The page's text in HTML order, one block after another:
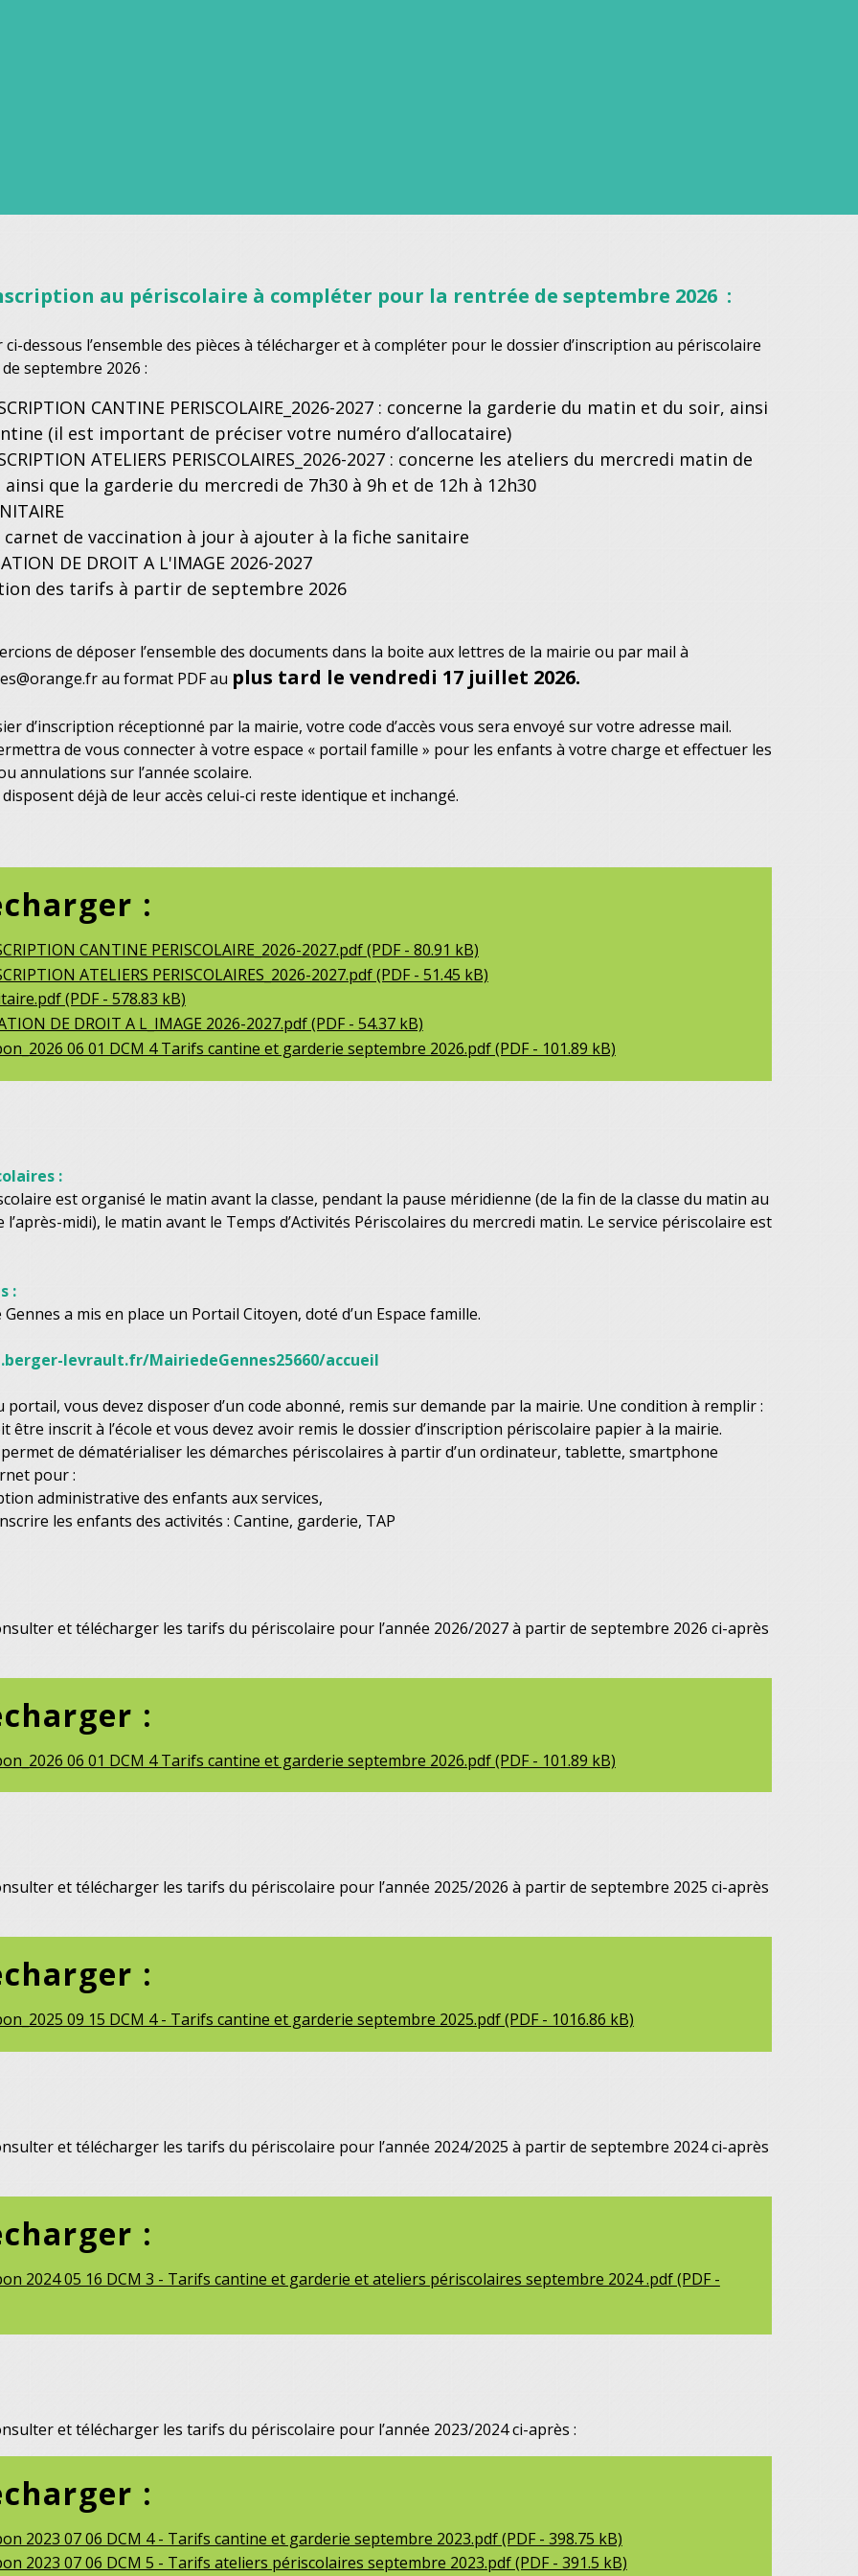
au périscolaire à compléter pour la rentrée de septembre 2026 :
dessous l’ensemble des pièces à télécharger et à compléter pour le dossier d’inscription au périscolaire
septembre 2026 :
CANTINE PERISCOLAIRE_2026-2027 : concerne la garderie du matin et du soir, ainsi
(il est important de préciser votre numéro d’allocataire)
ATELIERS PERISCOLAIRES_2026-2027 : concerne les ateliers du mercredi matin de
ainsi que la garderie du mercredi de 7h30 à 9h et de 12h à 12h30
carnet de vaccination à jour à ajouter à la fiche sanitaire
DE DROIT A L'IMAGE 2026-2027
des tarifs à partir de septembre 2026
de déposer l’ensemble des documents dans la boite aux lettres de la mairie ou par mail à
au format PDF au plus tard le vendredi 17 juillet 2026.
d’inscription réceptionné par la mairie, votre code d’accès vous sera envoyé sur votre adresse mail.
de vous connecter à votre espace « portail famille » pour les enfants à votre charge et effectuer les
annulations sur l’année scolaire.
déjà de leur accès celui-ci reste identique et inchangé.
:
CANTINE PERISCOLAIRE_2026-2027.pdf (PDF - 80.91 kB)
ATELIERS PERISCOLAIRES_2026-2027.pdf (PDF - 51.45 kB)
(PDF - 578.83 kB)
DE DROIT A L_IMAGE 2026-2027.pdf (PDF - 54.37 kB)
06 01 DCM 4 Tarifs cantine et garderie septembre 2026.pdf (PDF - 101.89 kB)
:
est organisé le matin avant la classe, pendant la pause méridienne (de la fin de la classe du matin au
l’après-midi), le matin avant le Temps d’Activités Périscolaires du mercredi matin. Le service périscolaire est
:
a mis en place un Portail Citoyen, doté d’un Espace famille.
levrault.fr/MairiedeGennes25660/accueil
portail, vous devez disposer d’un code abonné, remis sur demande par la mairie. Une condition à remplir :
être inscrit à l’école et vous devez avoir remis le dossier d’inscription périscolaire papier à la mairie.
de dématérialiser les démarches périscolaires à partir d’un ordinateur, tablette, smartphone
pour :
administrative des enfants aux services,
les enfants des activités : Cantine, garderie, TAP
et télécharger les tarifs du périscolaire pour l’année 2026/2027 à partir de septembre 2026 ci-après
:
06 01 DCM 4 Tarifs cantine et garderie septembre 2026.pdf (PDF - 101.89 kB)
et télécharger les tarifs du périscolaire pour l’année 2025/2026 à partir de septembre 2025 ci-après
:
09 15 DCM 4 - Tarifs cantine et garderie septembre 2025.pdf (PDF - 1016.86 kB)
et télécharger les tarifs du périscolaire pour l’année 2024/2025 à partir de septembre 2024 ci-après
:
2024 05 16 DCM 3 - Tarifs cantine et garderie et ateliers périscolaires septembre 2024 .pdf (PDF -
et télécharger les tarifs du périscolaire pour l’année 2023/2024 ci-après :
:
2023 07 06 DCM 4 - Tarifs cantine et garderie septembre 2023.pdf (PDF - 398.75 kB)
2023 07 06 DCM 5 - Tarifs ateliers périscolaires septembre 2023.pdf (PDF - 391.5 kB)